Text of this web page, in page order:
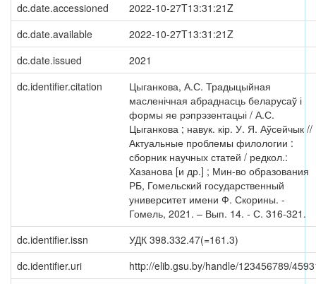
dc.date.accessioned
2022-10-27T13:31:21Z
dc.date.available
2022-10-27T13:31:21Z
dc.date.issued
2021
dc.identifier.citation
Цыганкова, А.С. Традыцыйная
масленічная абраднасць беларусаў і
формы яе рэпрэзентацыі / А.С.
Цыганкова ; навук. кір. У. Я. Аўсейчык //
Актуальные проблемы филологии :
сборник научных статей / редкол.:
Хазанова [и др.] ; Мин-во образования
РБ, Гомельский государственный
университет имени Ф. Скорины. -
Гомель, 2021. – Вып. 14. - С. 316-321.
dc.identifier.issn
УДК 398.332.47(=161.3)
dc.identifier.uri
http://elib.gsu.by/handle/123456789/